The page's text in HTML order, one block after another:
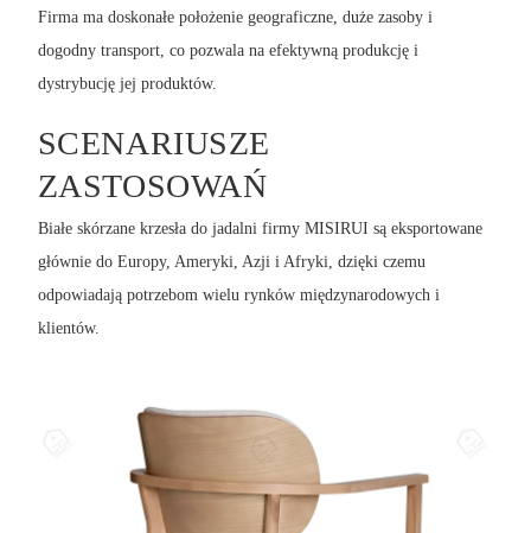
Firma ma doskonałe położenie geograficzne, duże zasoby i
dogodny transport, co pozwala na efektywną produkcję i
dystrybucję jej produktów.
SCENARIUSZE
ZASTOSOWAŃ
Białe skórzane krzesła do jadalni firmy MISIRUI są eksportowane
głównie do Europy, Ameryki, Azji i Afryki, dzięki czemu
odpowiadają potrzebom wielu rynków międzynarodowych i
klientów.